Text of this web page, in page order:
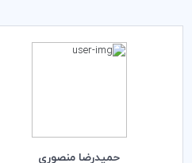
حمیدرضا منصوری